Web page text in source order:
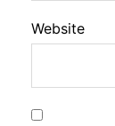
Website